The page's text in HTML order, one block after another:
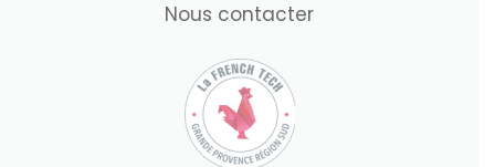
Nous contacter